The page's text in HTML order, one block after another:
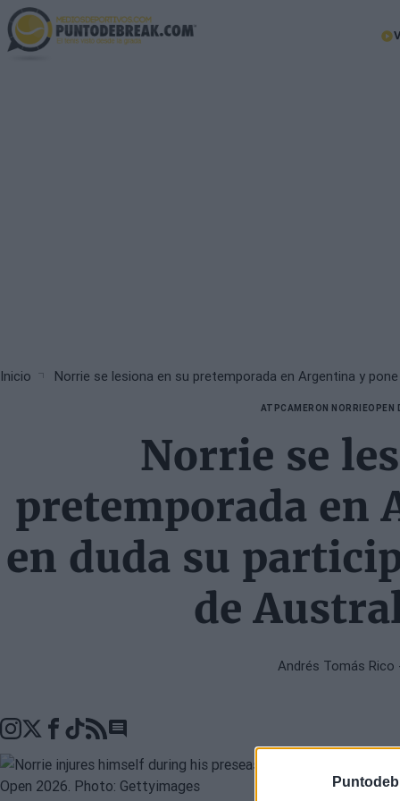
Skip
to
main
Breadcrumb
Inicio Norrie se lesiona en su pretemporada en Argentina y
ATPCAMERON NORRIEOPEN
Norrie se
pretemporada en
en duda su
de
Andrés Tomás Rico
Go to comments seciton